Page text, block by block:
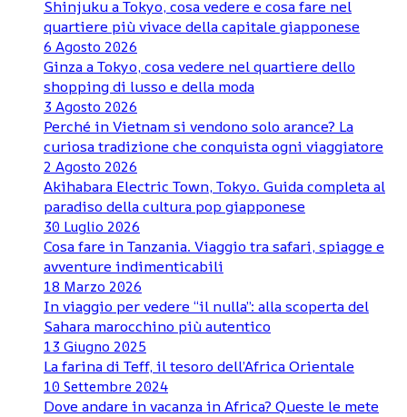
Shinjuku a Tokyo, cosa vedere e cosa fare nel
quartiere più vivace della capitale giapponese
6 Agosto 2026
Ginza a Tokyo, cosa vedere nel quartiere dello
shopping di lusso e della moda
3 Agosto 2026
Perché in Vietnam si vendono solo arance? La
curiosa tradizione che conquista ogni viaggiatore
2 Agosto 2026
Akihabara Electric Town, Tokyo. Guida completa al
paradiso della cultura pop giapponese
30 Luglio 2026
Cosa fare in Tanzania. Viaggio tra safari, spiagge e
avventure indimenticabili
18 Marzo 2026
In viaggio per vedere “il nulla”: alla scoperta del
Sahara marocchino più autentico
13 Giugno 2025
La farina di Teff, il tesoro dell’Africa Orientale
10 Settembre 2024
Dove andare in vacanza in Africa? Queste le mete